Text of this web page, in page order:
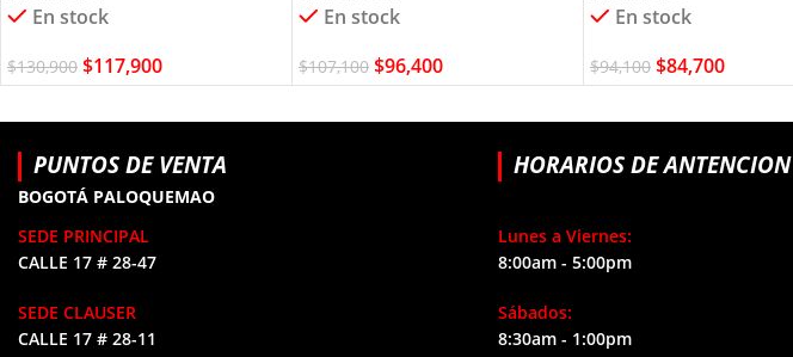
En stock
$130,900 $117,900
En stock
$107,100 $96,400
En stock
$94,100 $84,700
PUNTOS DE VENTA
BOGOTÁ PALOQUEMAO
SEDE PRINCIPAL
CALLE 17 # 28-47
SEDE CLAUSER
CALLE 17 # 28-11
HORARIOS DE ANTENCION
Lunes a Viernes:
8:00am - 5:00pm
Sábados:
8:30am - 1:00pm